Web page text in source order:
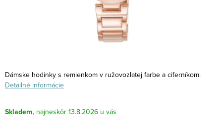
Dámske hodinky s remienkom v ružovozlatej farbe a ciferníkom.
Detailné informácie
Skladem
13.8.2026